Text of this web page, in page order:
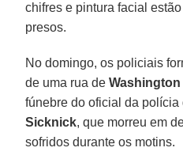
chifres e pintura facial
presos.
No domingo, os policiais
de uma rua deWashington
fúnebre do oficial da
Sicknick, que morreu em
sofridos durante os motins.